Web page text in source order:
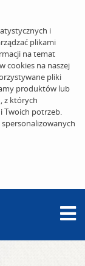
i
plikami
na temat
cookies na naszej
pliki
produktów lub
z których
Twoich potrzeb.